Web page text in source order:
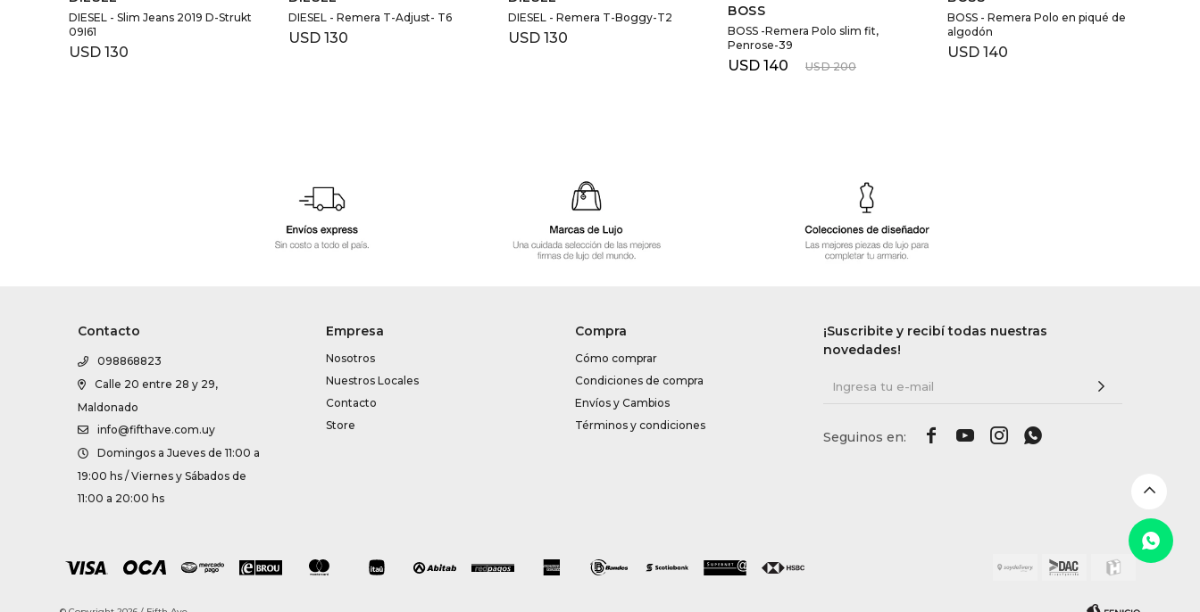
DIESEL - Slim Jeans 2019 D-Strukt
09I61
USD 130
DIESEL - Remera T-Adjust- T6
USD 130
DIESEL - Remera T-Boggy-T2
USD 130
BOSS
BOSS -Remera Polo slim fit,
Penrose-39
USD 140 USD 200
BOSS - Remera Polo en piqué de
algodón
USD 140
Contacto
098868823
Calle 20 entre 28 y 29,
Maldonado
info@fifthave.com.uy
Domingos a Jueves de 11:00 a
19:00 hs / Viernes y Sábados de
11:00 a 20:00 hs
Empresa
Nosotros
Nuestros Locales
Contacto
Store
Compra
Cómo comprar
Condiciones de compra
Envíos y Cambios
Términos y condiciones
¡Suscribite y recibí todas nuestras
novedades!
   